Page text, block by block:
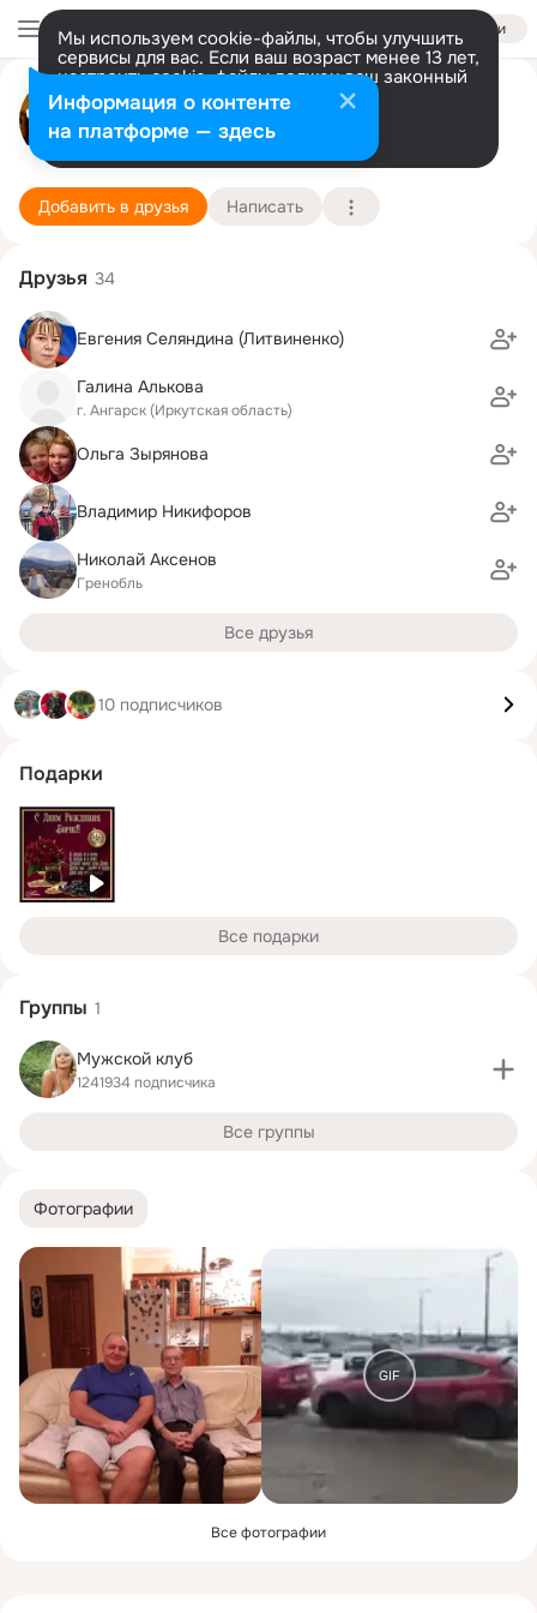
Войти
Мы используем cookie-файлы, чтобы улучшить
сервисы для вас. Если ваш возраст менее 13 лет,
настроить cookie-файлы должен ваш законный
представитель. Больше информации
Разрешить все Настроить
Борис Селяндин
Троицк, Мо 2 декабря (71 год)
Подробнее
Добавить в друзья Написать
Фотографии
GIF
Все фотографии
Друзья 34
Евгения Селяндина (Литвиненко)
Галина Алькова
г. Ангарск (Иркутская область)
Ольга Зырянова
Владимир Никифоров
Николай Аксенов
Гренобль
Все друзья
10 подписчиков
Подарки
Все подарки
Группы 1
Мужской клуб
1241934 подписчика
Все группы
Информация о контенте
на платформе — здесь